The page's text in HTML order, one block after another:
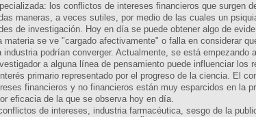
los conflictos de intereses financieros que surgen
maneras, a veces sutiles, por medio de las cuales un
de investigación. Hoy en día se puede obtener algo de
materia se ve "cargado afectivamente" o falla en considerar
industria podrían converger. Actualmente, se está
a alguna línea de pensamiento puede influenciar
primario representado por el progreso de la ciencia. El
financieros y no financieros están muy esparcidos en la
eficacia de la que se observa hoy en día.
de intereses, industria farmacéutica, sesgo de la